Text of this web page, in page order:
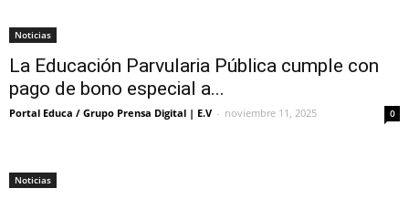
Noticias
La Educación Parvularia Pública cumple con
pago de bono especial a...
Portal Educa / Grupo Prensa Digital | E.V - noviembre 11, 2025 0
Noticias